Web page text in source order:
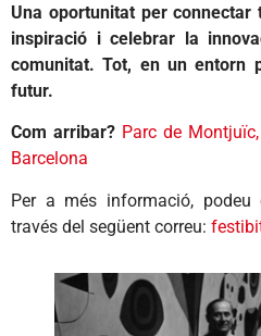
Una oportunitat per
inspiració i celebrar la
comunitat. Tot, en un entorn
futur.
Com arribar? Parc de
Barcelona
Per a més informació,
través del següent correu: